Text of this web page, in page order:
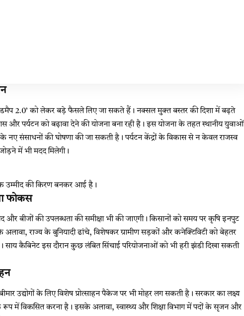
2.0’ को लेकर बड़े फैसले लिए जा सकते हैं। नक्सल मुक्त बस्तर की दिशा में बढ़ते
और पर्यटन को बढ़ावा देने की योजना बना रही है। इस योजना के तहत स्थानीय युवाओं
के नए संसाधनों की घोषणा की जा सकती है। पर्यटन केंद्रों के विकास से न केवल राजस्व
में भी मदद मिलेगी।
उम्मीद की किरण बनकर आई है।
फोकस
बीजों की उपलब्धता की समीक्षा भी की जाएगी। किसानों को समय पर कृषि इनपुट
अलावा, राज्य के बुनियादी ढांचे, विशेषकर ग्रामीण सड़कों और कनेक्टिविटी को बेहतर
साय कैबिनेट इस दौरान कुछ लंबित सिंचाई परियोजनाओं को भी हरी झंडी दिखा सकती
उद्योगों के लिए विशेष प्रोत्साहन पैकेज पर भी मोहर लग सकती है। सरकार का लक्ष्य
में विकसित करना है। इसके अलावा, स्वास्थ्य और शिक्षा विभाग में पदों के सृजन और